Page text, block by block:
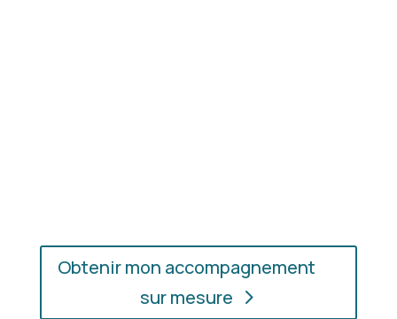
Obtenir mon accompagnement
sur mesure